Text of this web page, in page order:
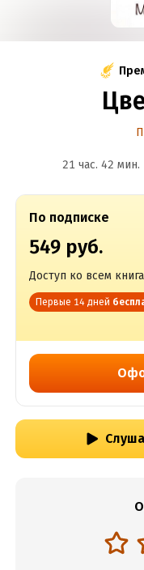
21 час. 42 мин.
По подписке
549 руб.
Доступ ко всем
Первые 14 дней